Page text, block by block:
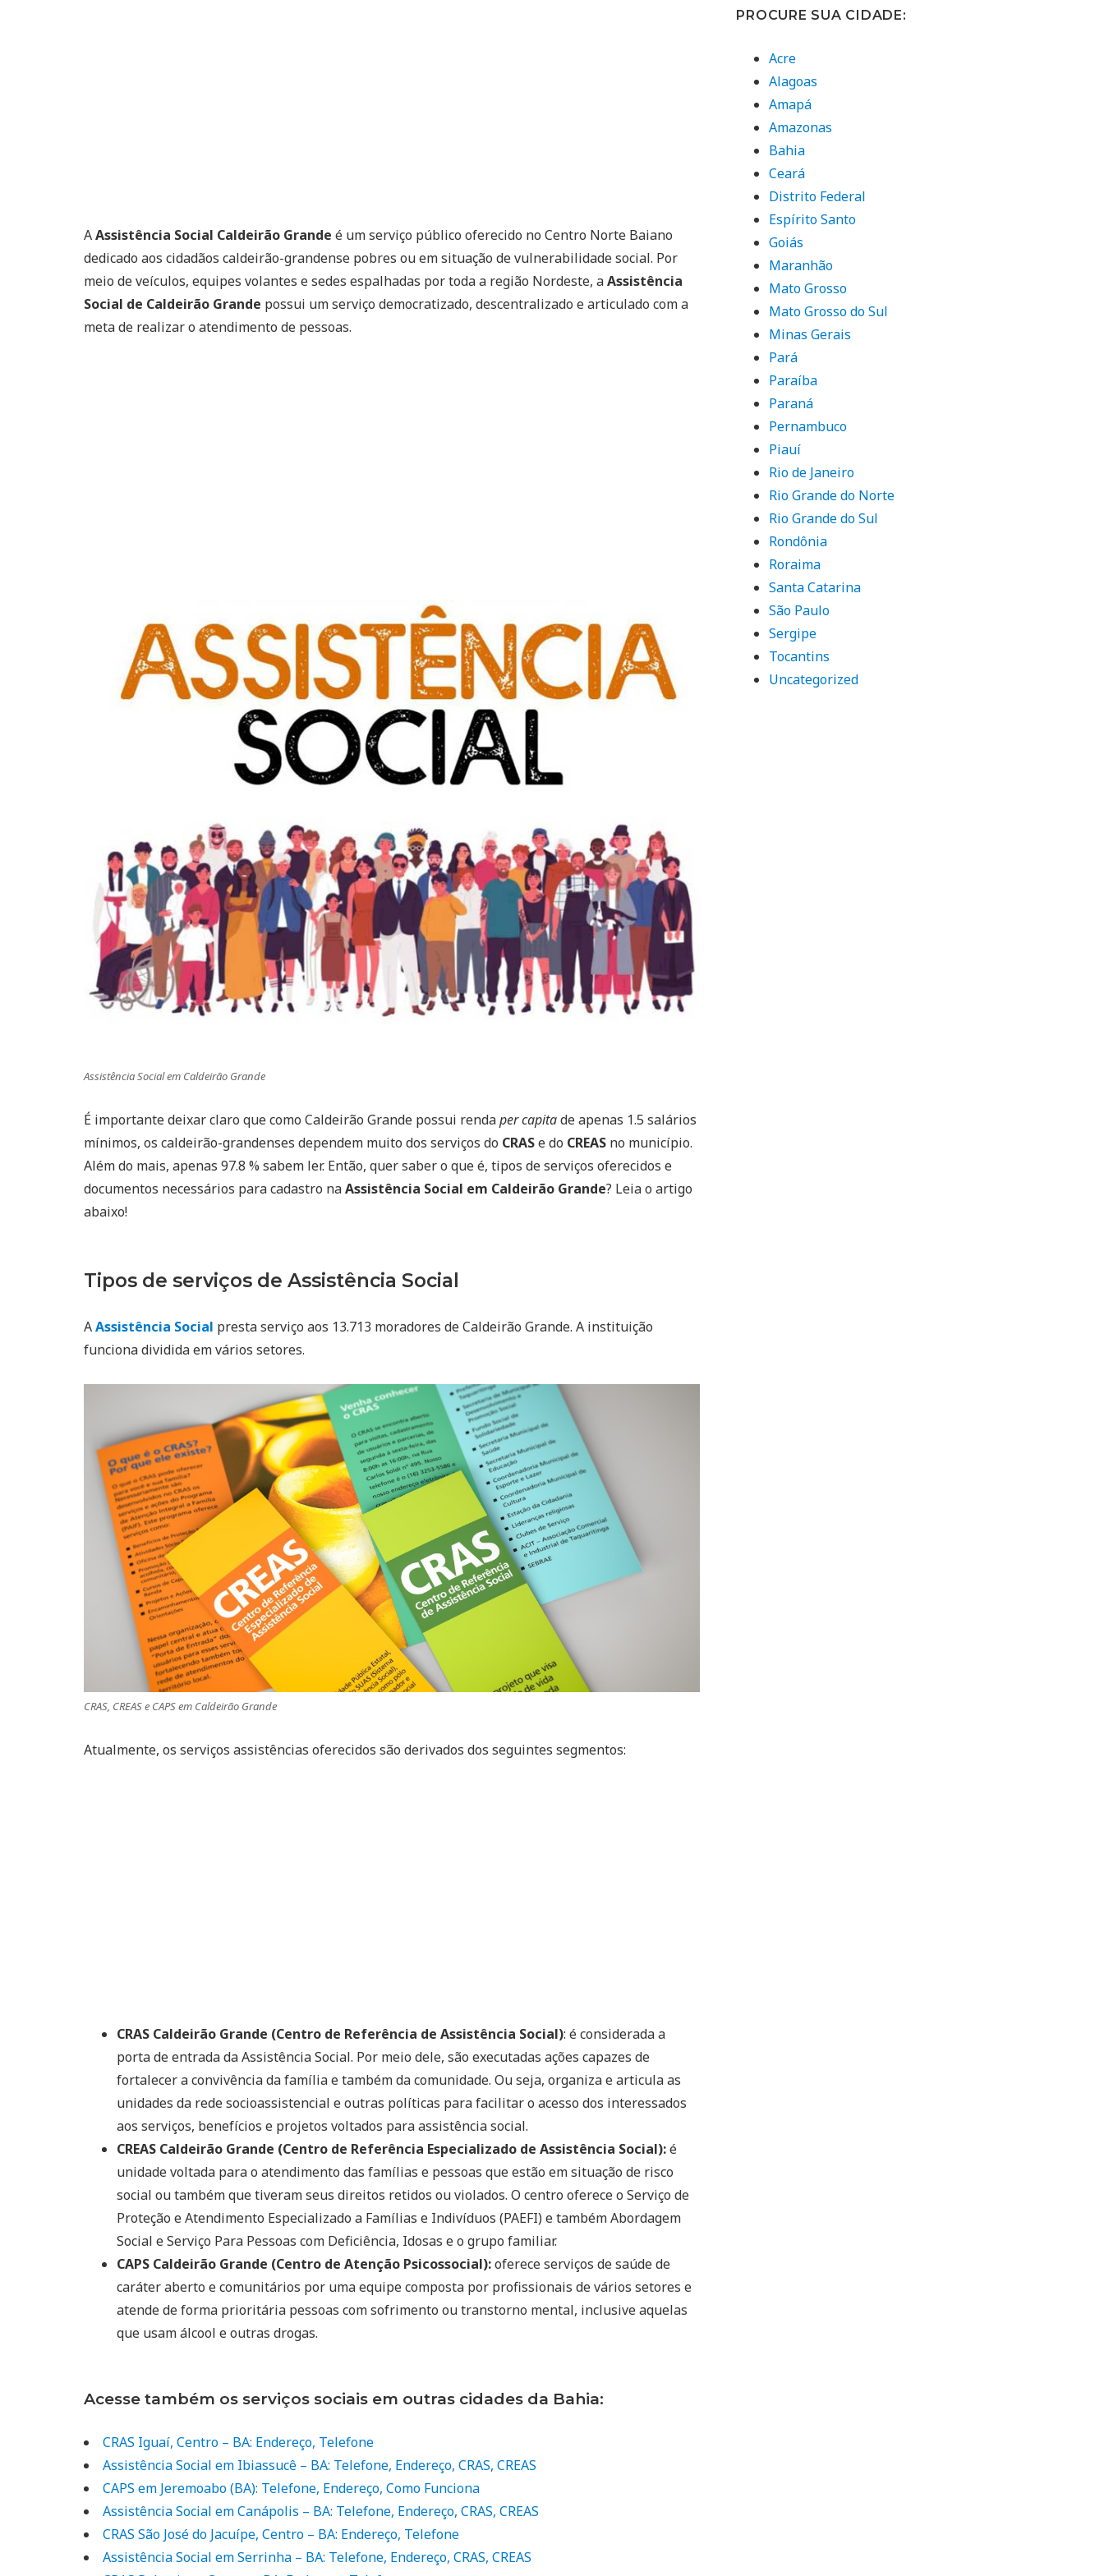
AAssistência Social Caldeirão Grande é um serviço público oferecido no Centro Norte Baiano
dedicado aos cidadãos caldeirão-grandense pobres ou em situação de vulnerabilidade social. Por
meio de veículos, equipes volantes e sedes espalhadas por toda a região Nordeste, aAssistência
Social de Caldeirão Grande possui um serviço democratizado, descentralizado e articulado com a
meta de realizar o atendimento de pessoas.
Assistência Social em Caldeirão Grande
É importante deixar claro que como Caldeirão Grande possui rendaper capitade apenas 1.5 salários
mínimos, os caldeirão-grandenses dependem muito dos serviços do CRASe do CREAS no município.
Além do mais, apenas 97.8 % sabem ler. Então, quer saber o que é, tipos de serviços oferecidos e
documentos necessários para cadastro naAssistência Social em Caldeirão Grande? Leia o artigo
abaixo!
Tipos de serviços de Assistência Social
AAssistência Social presta serviço aos 13.713 moradores de Caldeirão Grande. A instituição
funciona dividida em vários setores.
CRAS, CREAS e CAPS em Caldeirão Grande
Atualmente, os serviços assistências oferecidos são derivados dos seguintes segmentos:
CRAS Caldeirão Grande (Centro de Referência de Assistência Social): é considerada a
porta de entrada da Assistência Social. Por meio dele, são executadas ações capazes de
fortalecer a convivência da família e também da comunidade. Ou seja, organiza e articula as
unidades da rede socioassistencial e outras políticas para facilitar o acesso dos interessados
aos serviços, benefícios e projetos voltados para assistência social.
CREAS Caldeirão Grande (Centro de Referência Especializado de Assistência Social):é
unidade voltada para o atendimento das famílias e pessoas que estão em situação de risco
social ou também que tiveram seus direitos retidos ou violados. O centro oferece o Serviço de
Proteção e Atendimento Especializado a Famílias e Indivíduos (PAEFI) e também Abordagem
Social e Serviço Para Pessoas com Deficiência, Idosas e o grupo familiar.
CAPS Caldeirão Grande (Centro de Atenção Psicossocial):oferece serviços de saúde de
caráter aberto e comunitários por uma equipe composta por profissionais de vários setores e
atende de forma prioritária pessoas com sofrimento ou transtorno mental, inclusive aquelas
que usam álcool e outras drogas.
Acesse também os serviços sociais em outras cidades da Bahia:
CRAS Iguaí, Centro – BA: Endereço, Telefone
Assistência Social em Ibiassucê – BA: Telefone, Endereço, CRAS, CREAS
CAPS em Jeremoabo (BA): Telefone, Endereço, Como Funciona
Assistência Social em Canápolis – BA: Telefone, Endereço, CRAS, CREAS
CRAS São José do Jacuípe, Centro – BA: Endereço, Telefone
Assistência Social em Serrinha – BA: Telefone, Endereço, CRAS, CREAS
PROCURE SUA CIDADE:
Acre
Alagoas
Amapá
Amazonas
Bahia
Ceará
Distrito Federal
Espírito Santo
Goiás
Maranhão
Mato Grosso
Mato Grosso do Sul
Minas Gerais
Pará
Paraíba
Paraná
Pernambuco
Piauí
Rio de Janeiro
Rio Grande do Norte
Rio Grande do Sul
Rondônia
Roraima
Santa Catarina
São Paulo
Sergipe
Tocantins
Uncategorized